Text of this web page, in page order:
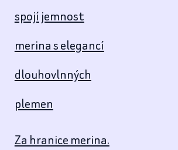
spojí jemnost
merina s elegancí
dlouhovlnných
plemen
Za hranice merina.